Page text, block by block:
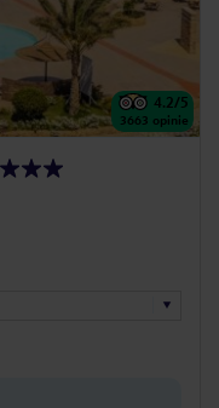
4.2/5
3663 opinie